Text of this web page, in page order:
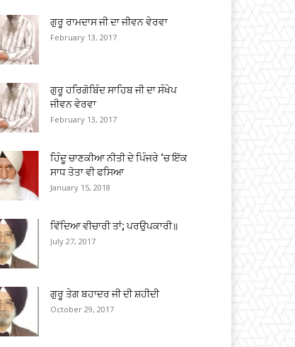
ਗੁਰੂ ਰਾਮਦਾਸ ਜੀ ਦਾ ਜੀਵਨ ਵੇਰਵਾ
February 13, 2017
ਗੁਰੂ ਹਰਿਗੋਬਿੰਦ ਸਾਹਿਬ ਜੀ ਦਾ ਸੰਖੇਪ
ਜੀਵਨ ਵੇਰਵਾ
February 13, 2017
ਹਿੰਦੂ ਚਾਣਕੀਆ ਨੀਤੀ ਦੇ ਪਿੰਜਰੇ ‘ਚ ਇੱਕ
ਸਾਧ ਤੋਤਾ ਵੀ ਫਸਿਆ
January 15, 2018
ਵਿੱਦਿਆ ਵੀਚਾਰੀ ਤਾਂ; ਪਰਉਪਕਾਰੀ॥
July 27, 2017
ਗੁਰੂ ਤੇਗ ਬਹਾਦਰ ਜੀ ਦੀ ਸ਼ਹੀਦੀ
October 29, 2017